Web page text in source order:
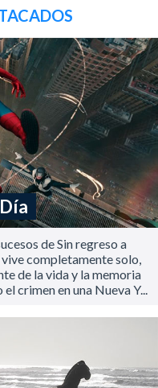
de Sin regreso a
completamente solo,
de la vida y la memoria
crimen en una Nueva Y...